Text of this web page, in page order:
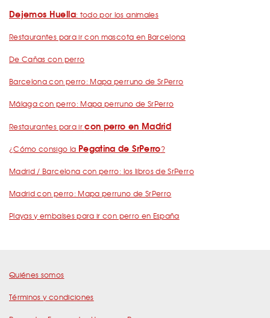
Dejemos Huella: todo por los animales
Restaurantes para ir con mascota en Barcelona
De Cañas con perro
Barcelona con perro: Mapa perruno de SrPerro
Málaga con perro: Mapa perruno de SrPerro
Restaurantes para ircon perro en Madrid
¿Cómo consigo la Pegatina de SrPerro?
Madrid / Barcelona con perro: los libros de SrPerro
Madrid con perro: Mapa perruno de SrPerro
Playas y embalses para ir con perro en España
Quiénes somos
Términos y condiciones